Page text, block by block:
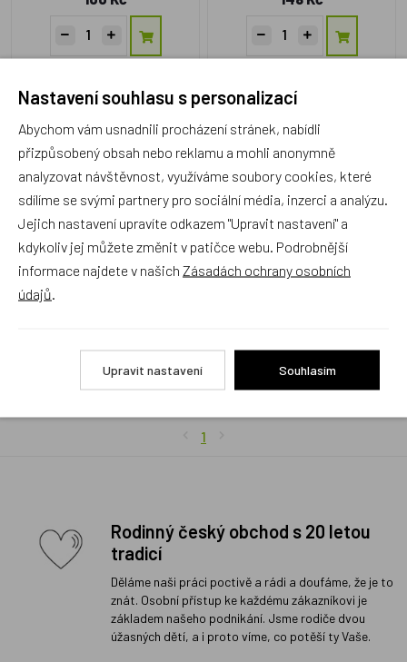
Nábytková úchytka
Sluníčko - madlo 96mm
Český výrobek
Do96NM2
1
Rodinný český obchod s 20 letou
tradicí
Děláme naši práci poctivě a rádi a doufáme, že je to
znát. Osobní přístup ke každému zákazníkovi je
základem našeho podnikání. Jsme rodiče dvou
úžasných dětí, a i proto víme, co potěší ty Vaše.
Nastavení souhlasu s personalizací
Abychom vám usnadnili procházení stránek, nabídli
přizpůsobený obsah nebo reklamu a mohli anonymně
analyzovat návštěvnost, využíváme soubory cookies, které
sdílíme se svými partnery pro sociální média, inzerci a analýzu.
Jejich nastavení upravíte odkazem "Upravit nastavení" a
kdykoliv jej můžete změnit v patičce webu. Podrobnější
informace najdete v našich Zásadách ochrany osobních
údajů
Upravit nastavení Souhlasím